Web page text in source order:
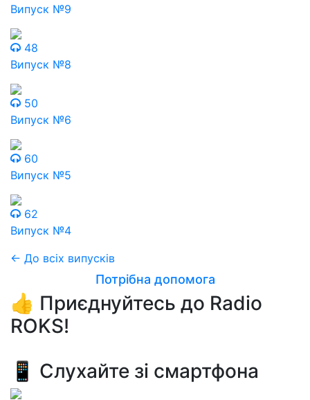
Випуск №9
48
Випуск №8
50
Випуск №6
60
Випуск №5
62
Випуск №4
← До всіх випусків
Потрібна допомога
👍 Приєднуйтесь до Radio
ROKS!
📱 Слухайте зі смартфона